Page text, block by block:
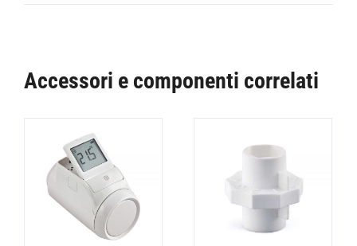
Accessori e componenti correlati